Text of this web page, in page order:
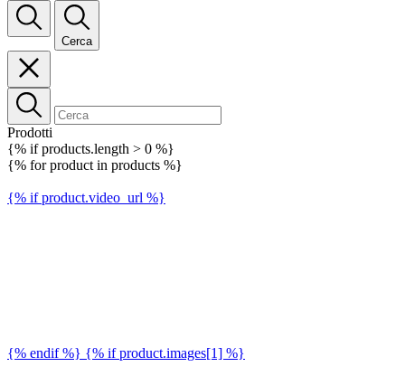
Cerca
Prodotti
{% if products.length > 0 %}
{% for product in products %}
{% if product.video_url %}
{% endif %} {% if product.images[1] %}